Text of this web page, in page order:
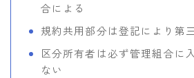
合による
規約共用部分は登記により第
区分所有者は必ず管理組合に
ない